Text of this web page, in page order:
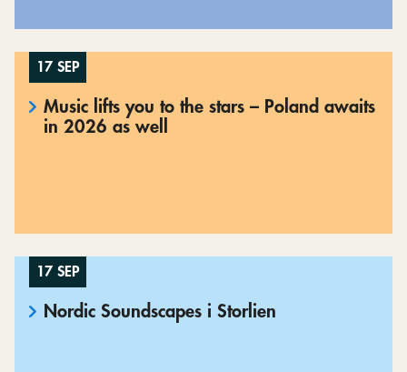
17 SEP
Music lifts you to the stars – Poland awaits
in 2026 as well
17 SEP
Nordic Soundscapes i Storlien